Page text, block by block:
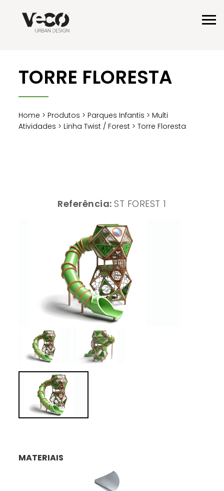
TORRE FLORESTA
Home > Produtos > Parques Infantis > Multi
Atividades > Linha Twist / Forest > Torre Floresta
Referência:ST FOREST 1
MATERIAIS